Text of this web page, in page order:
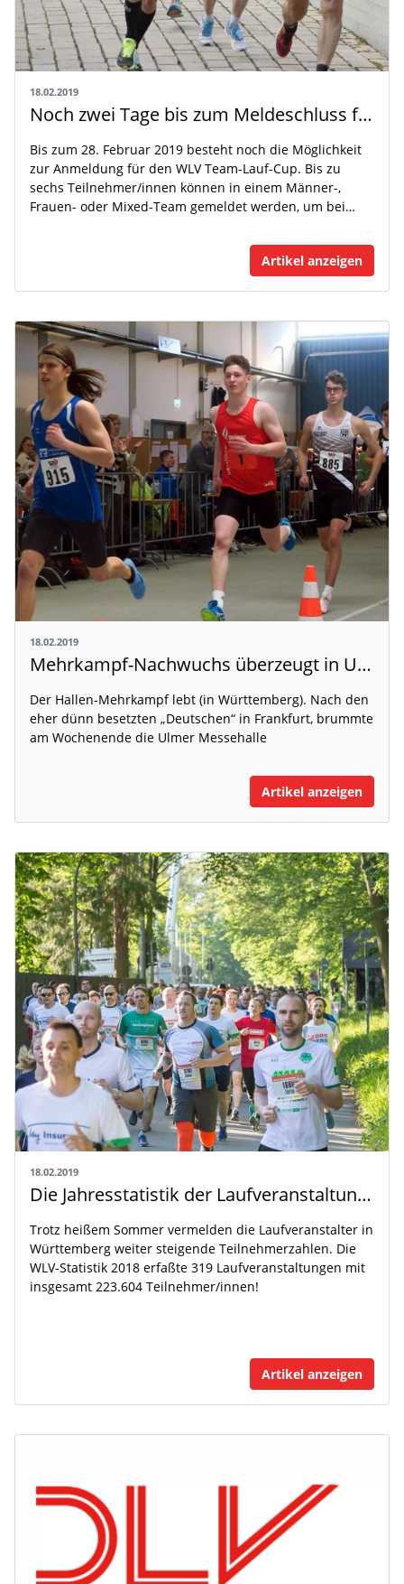
18.02.2019
Noch zwei Tage bis zum Meldeschluss für den WLV Team-Lauf-Cup 2019!
Bis zum 28. Februar 2019 besteht noch die Möglichkeit
zur Anmeldung für den WLV Team-Lauf-Cup. Bis zu
sechs Teilnehmer/innen können in einem Männer-,
Frauen- oder Mixed-Team gemeldet werden, um bei…
Artikel anzeigen
18.02.2019
Mehrkampf-Nachwuchs überzeugt in Ulm
Der Hallen-Mehrkampf lebt (in Württemberg). Nach den
eher dünn besetzten „Deutschen“ in Frankfurt, brummte
am Wochenende die Ulmer Messehalle
Artikel anzeigen
18.02.2019
Die Jahresstatistik der Laufveranstaltungen 2018 ist online!
Trotz heißem Sommer vermelden die Laufveranstalter in
Württemberg weiter steigende Teilnehmerzahlen. Die
WLV-Statistik 2018 erfaßte 319 Laufveranstaltungen mit
insgesamt 223.604 Teilnehmer/innen!
Artikel anzeigen